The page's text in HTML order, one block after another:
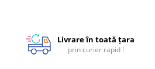
Livrare în toată țara
prin curier rapid !